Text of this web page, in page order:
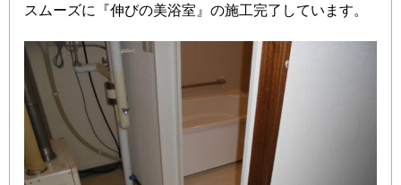
スムーズに『伸びの美浴室』の施工完了しています。